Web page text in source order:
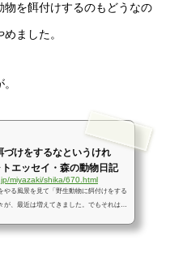
を餌付けするのもどうなの
ました。
づけをするなというけれ
エッセイ・森の動物日記
miyazaki/shika/670.html
やる風景を見て「野生動物に餌付けをする
が、最近は増えてきました。でもそれはボ
対して、人間が膨大な規模で行っている